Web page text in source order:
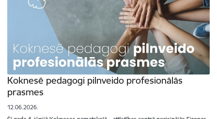
Koknesē pedagogi pilnveido profesionālās
prasmes
12.06.2026.